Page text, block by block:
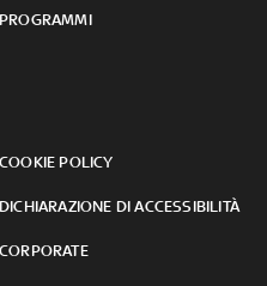
PROGRAMMI
COOKIE POLICY
DICHIARAZIONE DI ACCESSIBILITÀ
CORPORATE